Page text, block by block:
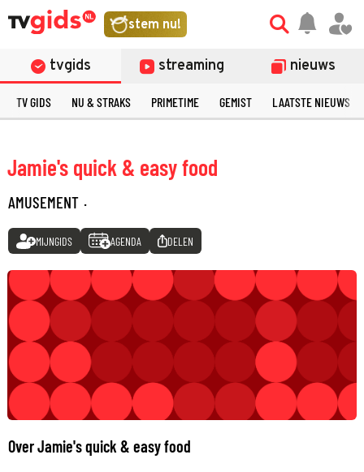
stem nu!
tvgids streaming nieuws
TV GIDS NU & STRAKS PRIMETIME GEMIST LAATSTE NIEUWS
Jamie's quick & easy food
AMUSEMENT ·
MIJNGIDS AGENDA DELEN
Over Jamie's quick & easy food